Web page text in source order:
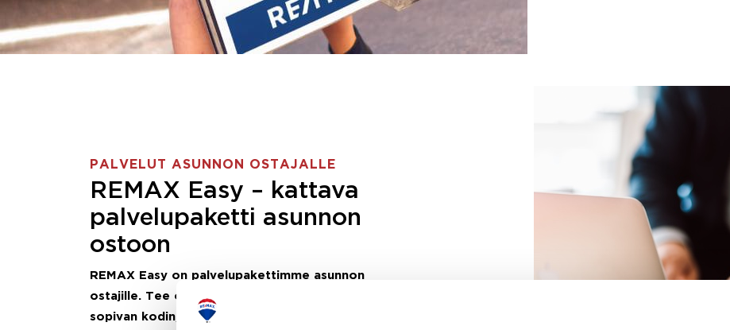
PALVELUT ASUNNON OSTAJALLE
REMAX Easy – kattava
palvelupaketti asunnon
ostoon
REMAX Easy on palvelupakettimme asunnon
ostajille. Tee ostotoimeksianto ja etsimme juuri sinulle
sopivan kodin, eikä sinun tarvitse nähdä vaivaa sen